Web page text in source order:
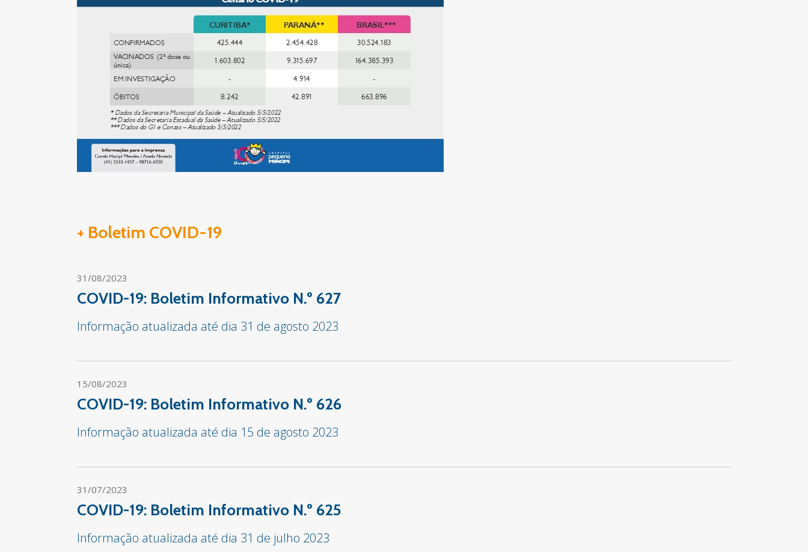
+ Boletim COVID-19
31/08/2023
COVID-19: Boletim Informativo N.º 627
Informação atualizada até dia 31 de agosto 2023
15/08/2023
COVID-19: Boletim Informativo N.º 626
Informação atualizada até dia 15 de agosto 2023
31/07/2023
COVID-19: Boletim Informativo N.º 625
Informação atualizada até dia 31 de julho 2023